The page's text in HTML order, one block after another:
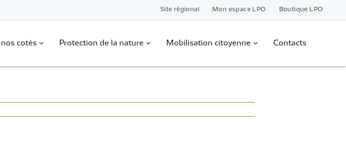
Site régional Mon espace LPO Boutique LPO
cotés Protection de la nature Mobilisation citoyenne Contacts